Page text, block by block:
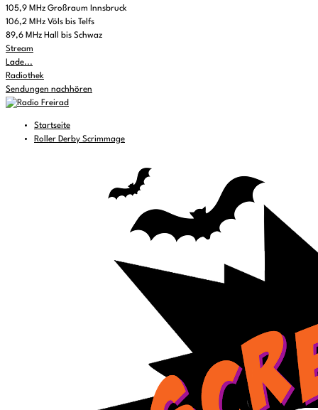
105,9 MHz Großraum Innsbruck
106,2 MHz Völs bis Telfs
89,6 MHz Hall bis Schwaz
Stream
Lade...
Radiothek
Sendungen nachhören
Startseite
Roller Derby Scrimmage